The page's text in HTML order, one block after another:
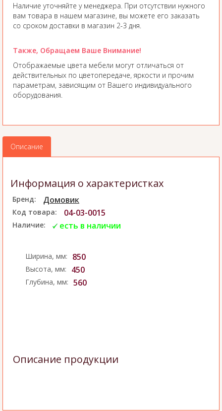
Наличие уточняйте у менеджера. При отсутствии нужного
вам товара в нашем магазине, вы можете его заказать
со сроком доставки в магазин 2-3 дня.
Также, Обращаем Ваше Внимание!
Отображаемые цвета мебели могут отличаться от
действительных по цветопередаче, яркости и прочим
параметрам, зависящим от Вашего индивидуального
оборудования.
Описание
Информация о характеристках
Бренд: Домовик
Код товара: 04-03-0015
Наличие: есть в наличии
Ширина, мм: 850
Высота, мм: 450
Глубина, мм: 560
Описание продукции